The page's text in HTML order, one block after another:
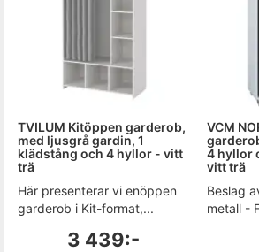
TVILUM Kitöppen garderob,
med ljusgrå gardin, 1
klädstång och 4 hyllor - vitt
trä
Här presenterar vi enöppen
garderob i Kit-format,...
3 439:-
VCM
4 hyllor
vitt trä
Beslag
metall -